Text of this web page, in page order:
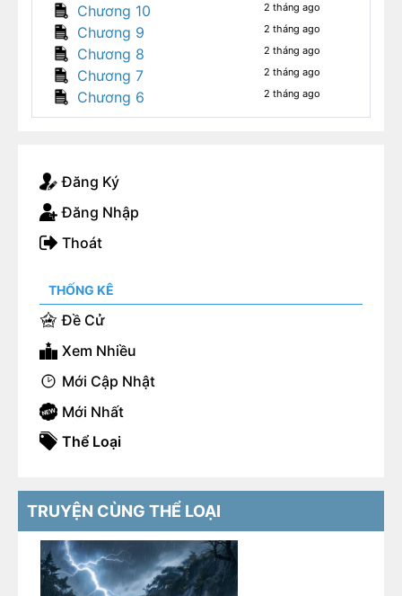
Chương 10 2 tháng ago
Chương 9 2 tháng ago
Chương 8 2 tháng ago
Chương 7 2 tháng ago
Chương 6 2 tháng ago
Đăng Ký
Đăng Nhập
Thoát
THỐNG KÊ
Đề Cử
Xem Nhiều
Mới Cập Nhật
Mới Nhất
Thể Loại
TRUYỆN CÙNG THỂ LOẠI